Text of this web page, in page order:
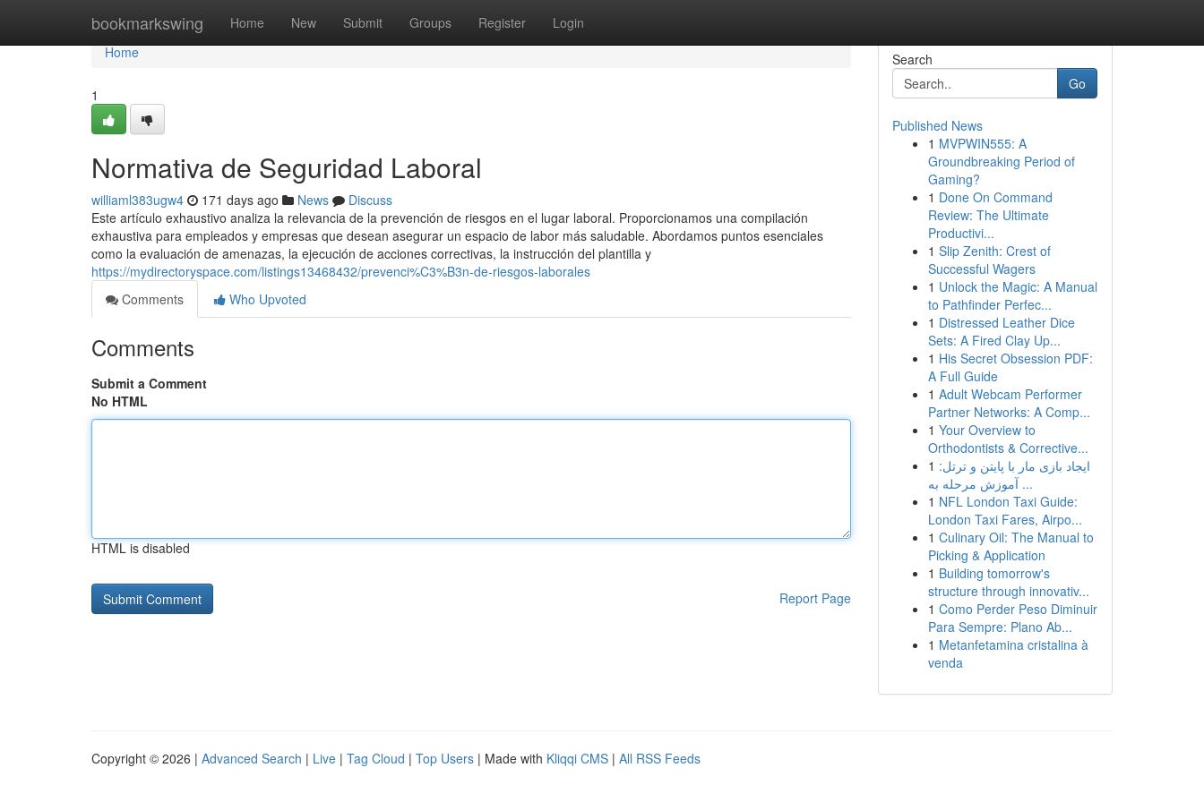
bookmarkswing Home New Submit Groups Register Login
Home
Home
1
Normativa de Seguridad Laboral
williaml383ugw4 171 days ago News
Discuss
Este artículo exhaustivo analiza la relevancia de la prevención de riesgos en el lugar laboral. Proporcionamos una compilación
exhaustiva para empleados y empresas que desean asegurar un espacio de labor más saludable. Abordamos puntos esenciales
como la evaluación de amenazas, la ejecución de acciones correctivas, la instrucción del plantilla y
https://mydirectoryspace.com/listings13468432/prevenci%C3%B3n-de-riesgos-laborales
Comments
Who Upvoted
Comments
Submit a Comment
No HTML
HTML is disabled
Report Page
Search
Go
Published News
1 MVPWIN555: A
Groundbreaking Period of
Gaming?
1 Done On Command
Review: The Ultimate
Productivi...
1 Slip Zenith: Crest of
Successful Wagers
1 Unlock the Magic: A Manual
to Pathfinder Perfec...
1 Distressed Leather Dice
Sets: A Fired Clay Up...
1 His Secret Obsession PDF:
A Full Guide
1 Adult Webcam Performer
Partner Networks: A Comp...
1 Your Overview to
Orthodontists & Corrective...
1 ایجاد بازی مار با پایتن و ترتل:
آموزش مرحله به ...
1 NFL London Taxi Guide:
London Taxi Fares, Airpo...
1 Culinary Oil: The Manual to
Picking & Application
1 Building tomorrow's
structure through innovativ...
1 Como Perder Peso Diminuir
Para Sempre: Plano Ab...
1 Metanfetamina cristalina à
venda
Copyright © 2026 | Advanced Search | Live | Tag Cloud | Top Users | Made with Kliqqi CMS | All RSS Feeds